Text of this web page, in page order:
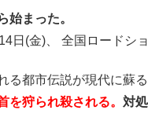
まった。
日(金)、 全国ロードショ
都市伝説が現代に蘇る
を狩られ殺される。 対